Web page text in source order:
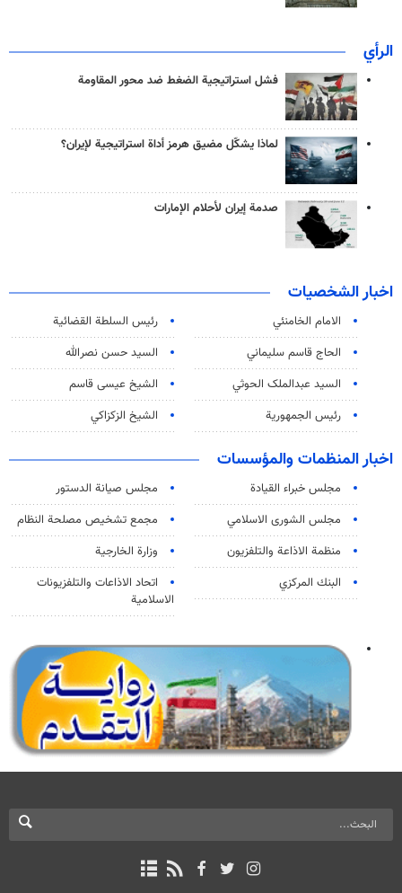
الرأي
فشل استراتيجية الضغط ضد محور المقاومة
لماذا يشكّل مضيق هرمز أداة استراتيجية لإيران؟
صدمة إيران لأحلام الإمارات
اخبار الشخصيات
الامام الخامنئي
رئیس السلطة القضائیة
الحاج قاسم سليماني
السيد حسن نصرالله
السید عبدالملک الحوثي
الشيخ عيسى قاسم
رئيس الجمهورية
الشيخ الزكزاكي
اخبار المنظمات والمؤسسات
مجلس خبراء القيادة
مجلس صيانة الدستور
مجلس الشورى الاسلامي
مجمع تشخيص مصلحة النظام
منظمة الاذاعة والتلفزیون
وزارة الخارجية
البنك المركزي
اتحاد الاذاعات والتلفزيونات
الاسلامية